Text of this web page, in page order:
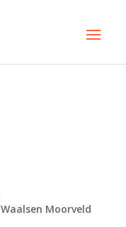
Waalsen Moorveld